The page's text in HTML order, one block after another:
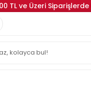
TL ve Üzeri